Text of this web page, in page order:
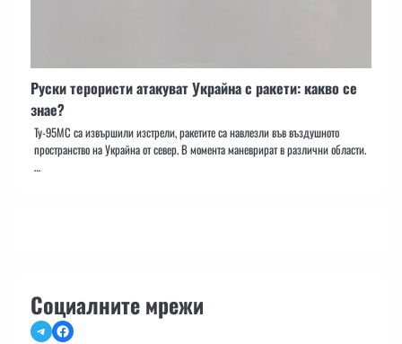
Руски терористи атакуват Украйна с ракети: какво се
знае?
Ту-95МС са извършили изстрели, ракетите са навлезли във въздушното
пространство на Украйна от север. В момента маневрират в различни области.
…
Социалните мрежи
TelegramFacebook